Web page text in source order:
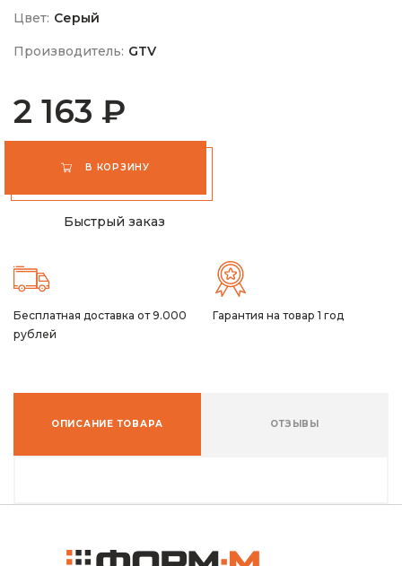
Цвет: Серый
Производитель: GTV
2 163 ₽
В КОРЗИНУ
Быстрый заказ
Бесплатная доставка от 9.000
рублей
Гарантия на товар 1 год
ОПИСАНИЕ ТОВАРА ОТЗЫВЫ